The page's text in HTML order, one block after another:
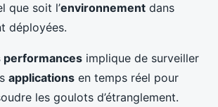
que soit l’environnement dans
déployées.
performances implique de surveiller
applications en temps réel pour
les goulots d’étranglement.